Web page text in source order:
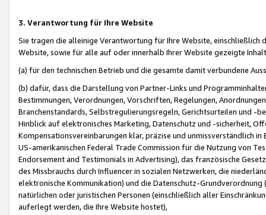
3. Verantwortung für Ihre Website
Sie tragen die alleinige Verantwortung für Ihre Website,
Website, sowie für alle auf oder innerhalb Ihrer Website gezeigte
(a) für den technischen Betrieb und die gesamte damit verbundene
(b) dafür, dass die Darstellung von Partner-Links und
Bestimmungen, Verordnungen, Vorschriften, Regelungen,
Branchenstandards, Selbstregulierungsregeln, Gerichtsurteilen und -
Hinblick auf elektronisches Marketing, Datenschutz und -sicherheit,
Kompensationsvereinbarungen klar, präzise und unmissverständlich
US-amerikanischen Federal Trade Commission für die Nutzung von
Endorsement and Testimonials in Advertising), das französische
des Missbrauchs durch Influencer in sozialen Netzwerken, die
elektronische Kommunikation) und die Datenschutz-
natürlichen oder juristischen Personen (einschließlich aller
auferlegt werden, die Ihre Website hostet),